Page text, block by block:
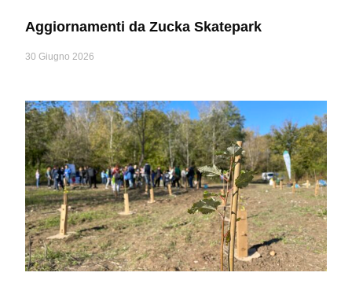
Aggiornamenti da Zucka Skatepark
30 Giugno 2026